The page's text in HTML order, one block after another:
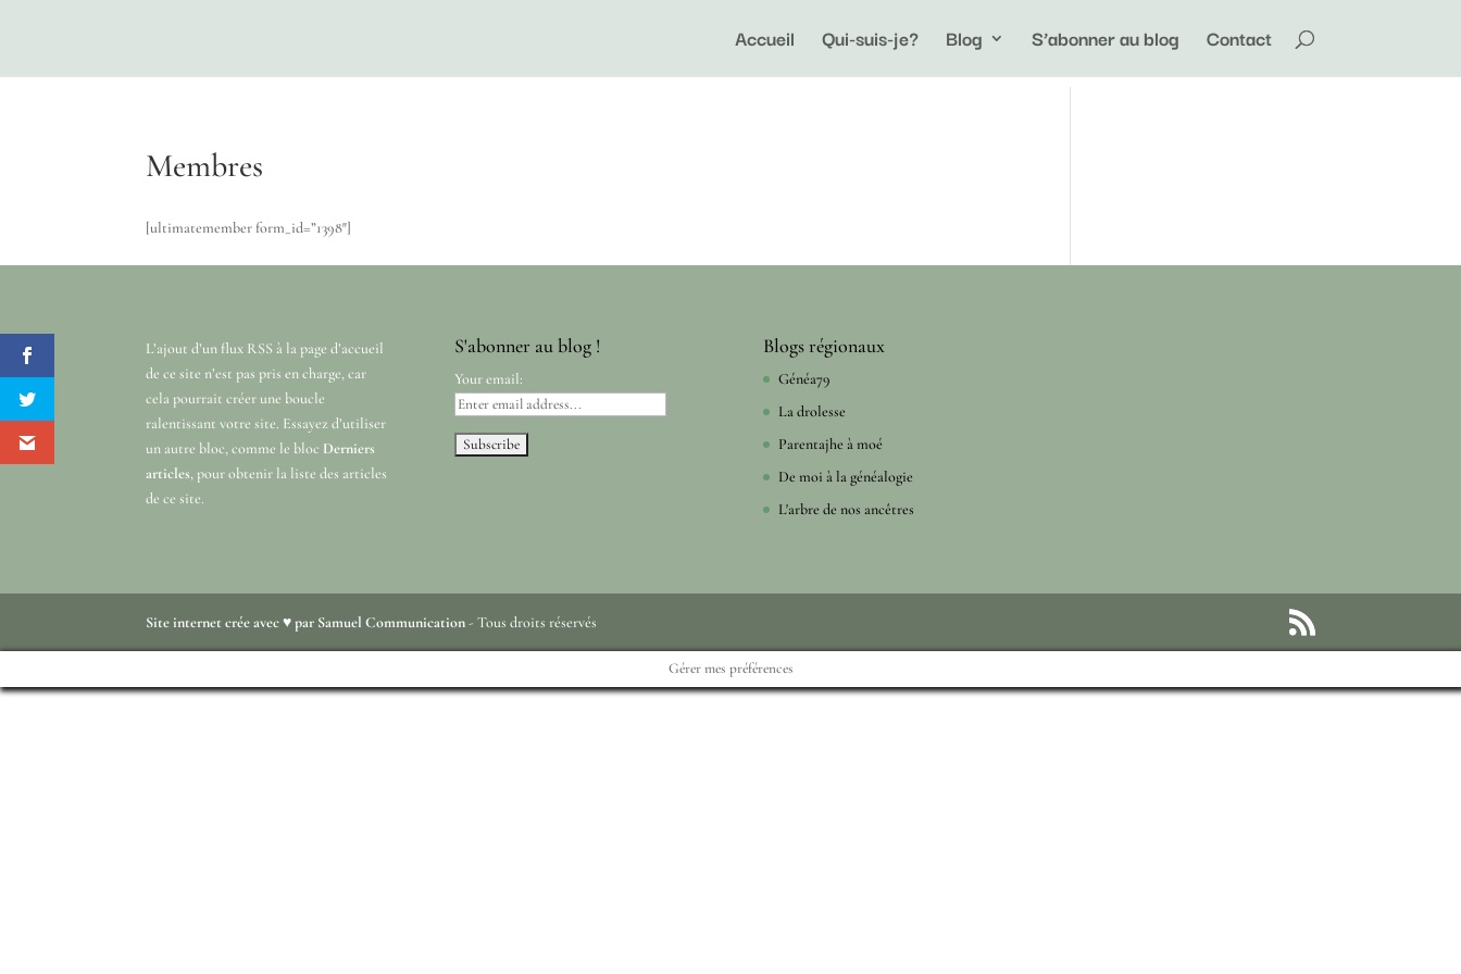
Accueil Qui-suis-je? Blog S’abonner au blog Contact
Membres
[ultimatemember form_id=”1398″]
L’ajout d’un flux RSS à la page d’accueil
de ce site n’est pas pris en charge, car
cela pourrait créer une boucle
ralentissant votre site. Essayez d’utiliser
un autre bloc, comme le bloc Derniers
articles, pour obtenir la liste des articles
de ce site.
S'abonner au blog !
Your email:
Blogs régionaux
Généa79
La drolesse
Parentajhe à moé
De moi à la généalogie
L'arbre de nos ancêtres
Site internet crée avec ♥ par Samuel Communication- Tous droits réservés
Gérer mes préférences